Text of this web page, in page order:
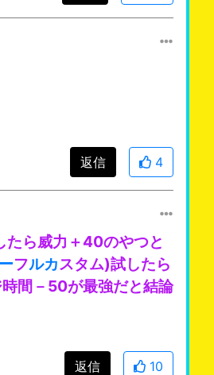
返信 4
たら威力＋40のやつと
フルカスタム)試したら
間－50が最強だと結論
返信
10